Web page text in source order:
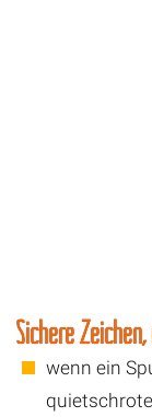
Sichere
wenn ein